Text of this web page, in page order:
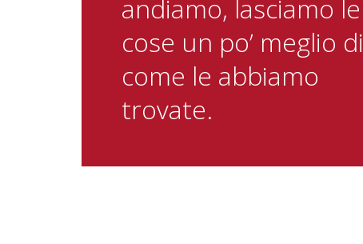
andiamo, lasciamo le
cose un po’ meglio di
come le abbiamo
trovate.